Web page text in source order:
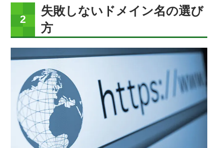
失敗しないドメイン名の選び
方